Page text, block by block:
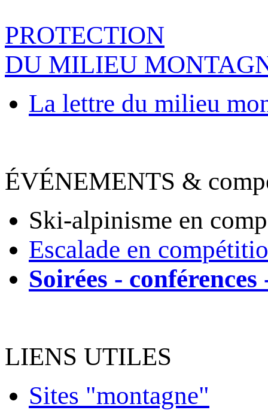
PROTECTION
DU MILIEU
La lettre du milieu
ÉVÉNEMENTS &
Ski-alpinisme en
Escalade en
Soirées - conférences
LIENS UTILES
Sites "montagne"